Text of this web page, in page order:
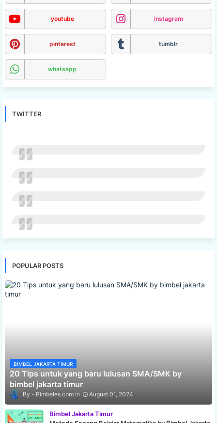
youtube instagram
pinterest tumblr
whatsapp
TWITTER
POPULAR POSTS
BIMBEL JAKARTA TIMUR
20 Tips untuk yang baru lulusan SMA/SMK by
bimbel jakarta timur
Bimbeles.com August 01, 2024
Bimbel Jakarta Timur